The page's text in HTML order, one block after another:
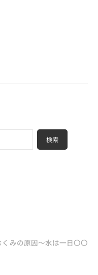
検索
くみの原因〜水は一日〇〇